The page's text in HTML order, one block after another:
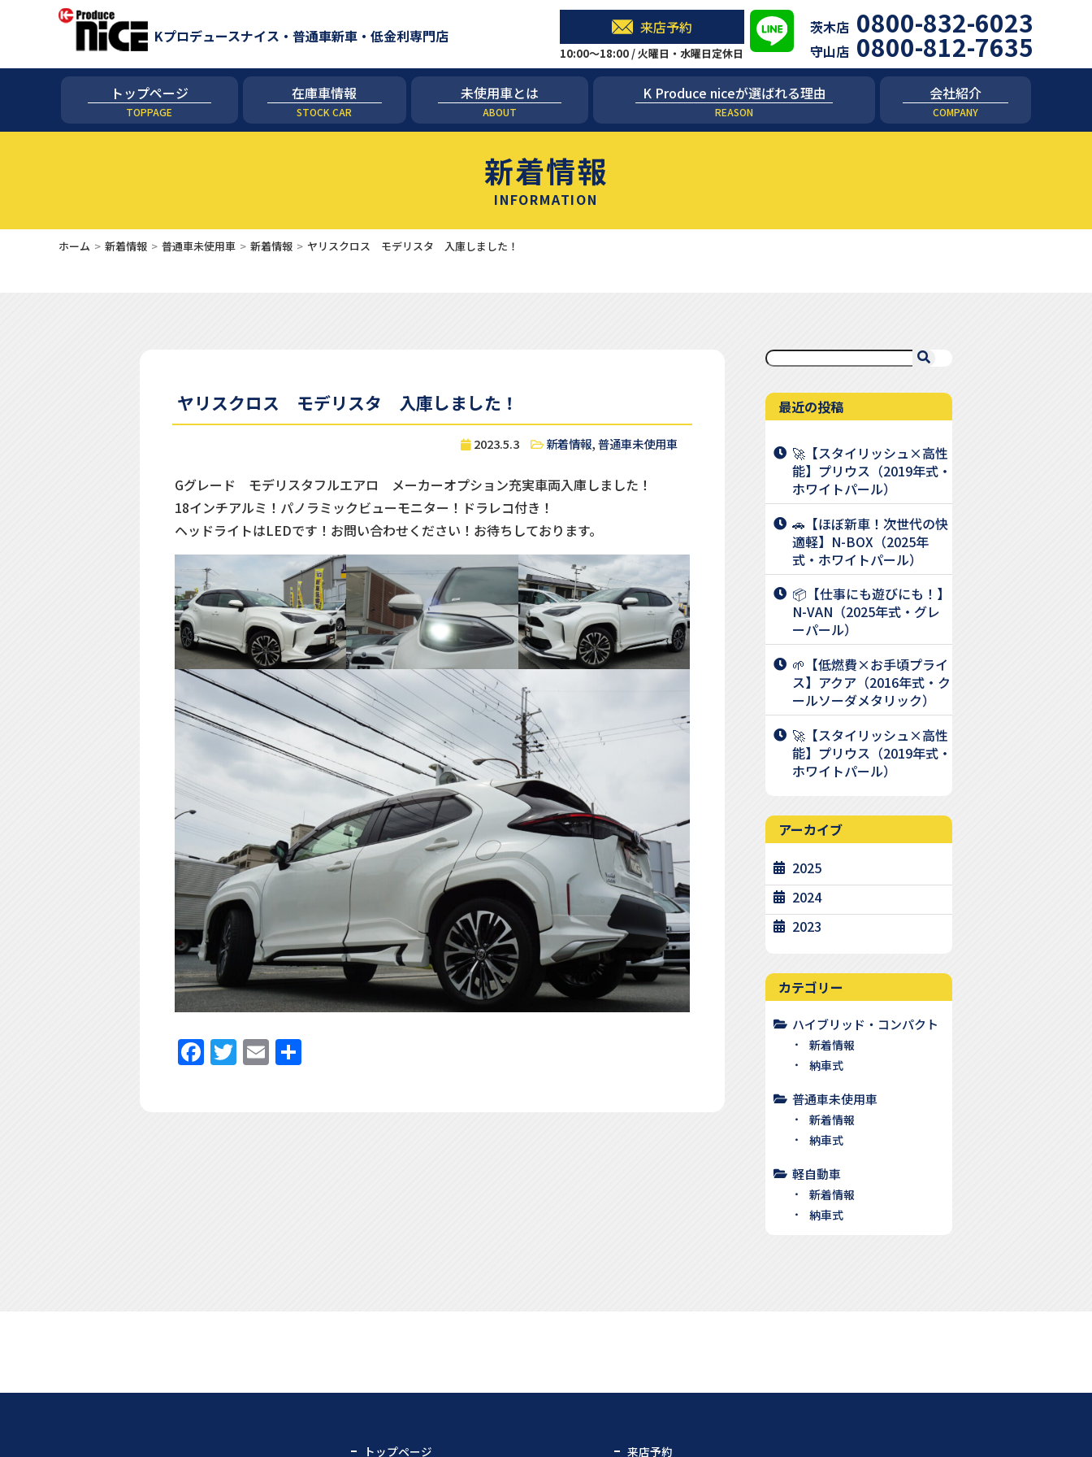
Kプロデュースナイス・普通車新車・低金利専門店 来店予約
10:00～18:00 / 火曜日・水曜日定休日
茨木店 0800-832-6023
守山店 0800-812-7635
トップページ
TOPPAGE
在庫車情報
STOCK CAR
未使用車とは
ABOUT
K Produce niceが選ばれる理由
REASON
会社紹介
COMPANY
新着情報
INFORMATION
ホーム 新着情報 普通車未使用車 新着情報 ヤリスクロス モデリスタ 入庫しました！
ヤリスクロス モデリスタ 入庫しました！
2023.5.3 新着情報,普通車未使用車
Gグレード モデリスタフルエアロ メーカーオプション充実車両入庫しました！
18インチアルミ！パノラミックビューモニター！ドラレコ付き！
ヘッドライトはLEDです！お問い合わせください！お待ちしております。
Facebook
Twitter
Email
共
最近の投稿
🚀【スタイリッシュ×高性
能】プリウス（2019年式・
ホワイトパール）
🚗【ほぼ新車！次世代の快
適軽】N-BOX（2025年
式・ホワイトパール）
📦【仕事にも遊びにも！】
N-VAN（2025年式・グレ
ーパール）
🌱【低燃費×お手頃プライ
ス】アクア（2016年式・ク
ールソーダメタリック）
🚀【スタイリッシュ×高性
能】プリウス（2019年式・
ホワイトパール）
アーカイブ
2025
2024
2023
カテゴリー
ハイブリッド・コンパクト
新着情報
納車式
普通車未使用車
新着情報
納車式
軽自動車
新着情報
納車式
トップページ 来店予約